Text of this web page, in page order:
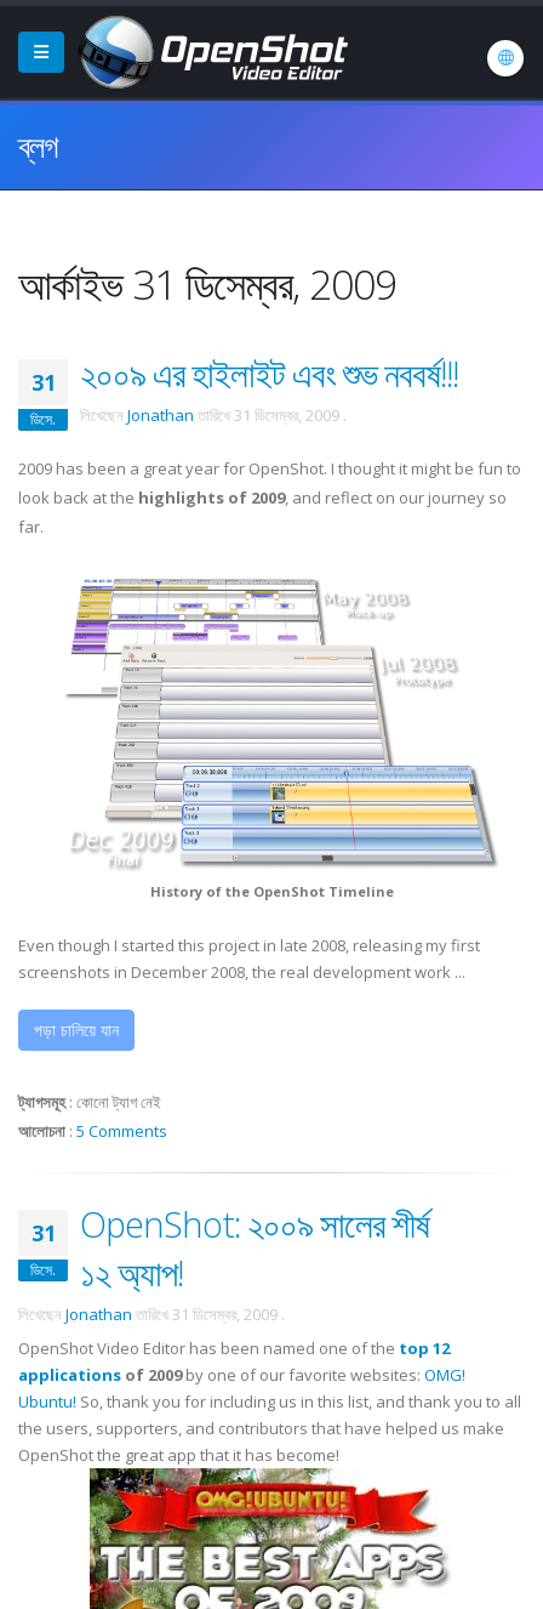
ব্লগ
আর্কাইভ 31 ডিসেম্বর, 2009
31
ডিসে.
২০০৯ এর হাইলাইট এবং শুভ নববর্ষ!!!
লিখেছেন Jonathan তারিখে 31 ডিসেম্বর, 2009 .
2009 has been a great year for OpenShot. I thought it might be fun to
look back at the highlights of 2009, and reflect on our journey so
far.
History of the OpenShot Timeline
Even though I started this project in late 2008, releasing my first
screenshots in December 2008, the real development work ...
পড়া চালিয়ে যান
ট্যাগসমূহ: কোনো ট্যাগ নেই
আলোচনা : 5 Comments
31
ডিসে.
OpenShot: ২০০৯ সালের শীর্ষ
১২ অ্যাপ!
লিখেছেন Jonathan তারিখে 31 ডিসেম্বর, 2009 .
OpenShot Video Editor has been named one of the top 12
applications of 2009by one of our favorite websites: OMG!
Ubuntu! So, thank you for including us in this list, and thank you to all
the users, supporters, and contributors that have helped us make
OpenShot the great app that it has become!